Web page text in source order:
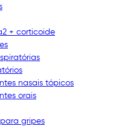
+ corticoide
nasais tópicos
orais
gripes